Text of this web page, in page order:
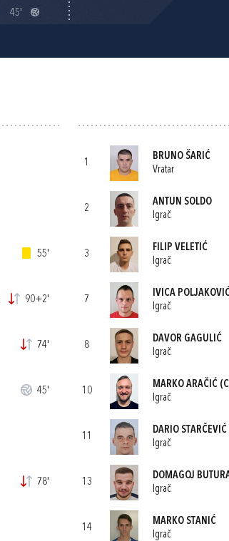
45'
55'
90+2'
74'
45'
78'
1
BRUNO ŠARIĆ
Vratar
2
ANTUN SOLDO
Igrač
3
FILIP VELETIĆ
Igrač
7
IVICA
Igrač
8
DAVOR GAGULIĆ
Igrač
10
MARKO ARAČIĆ
Igrač
11
DARIO STARČEVIĆ
Igrač
13
DOMAGOJ
Igrač
14
MARKO STANIĆ
Igrač